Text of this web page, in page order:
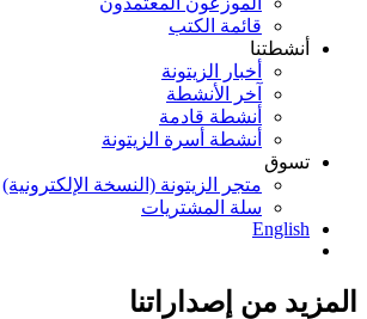
قائمة الكتب
أنشطتنا
أخبار الزيتونة
آخر الأنشطة
أنشطة قادمة
أنشطة أسرة الزيتونة
تسوق
متجر الزيتونة (النسخة الإلكترونية)
سلة المشتريات
English
المزيد من إصداراتنا